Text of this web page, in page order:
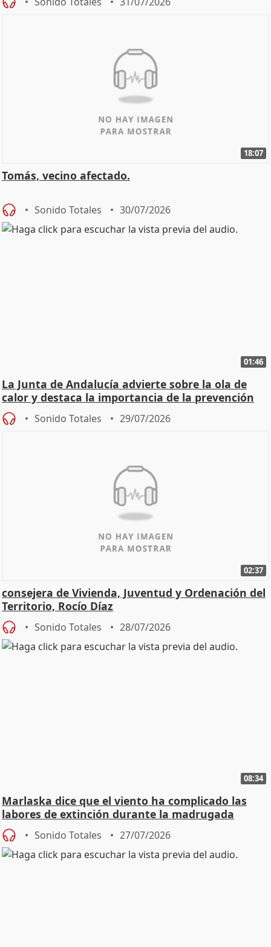
18:07
Tomás, vecino afectado.
Sonido Totales 30/07/2026
01:46
La Junta de Andalucía advierte sobre la ola de
calor y destaca la importancia de la prevención
Sonido Totales 29/07/2026
02:37
consejera de Vivienda, Juventud y Ordenación del
Territorio, Rocío Díaz
Sonido Totales 28/07/2026
08:34
Marlaska dice que el viento ha complicado las
labores de extinción durante la madrugada
Sonido Totales 27/07/2026